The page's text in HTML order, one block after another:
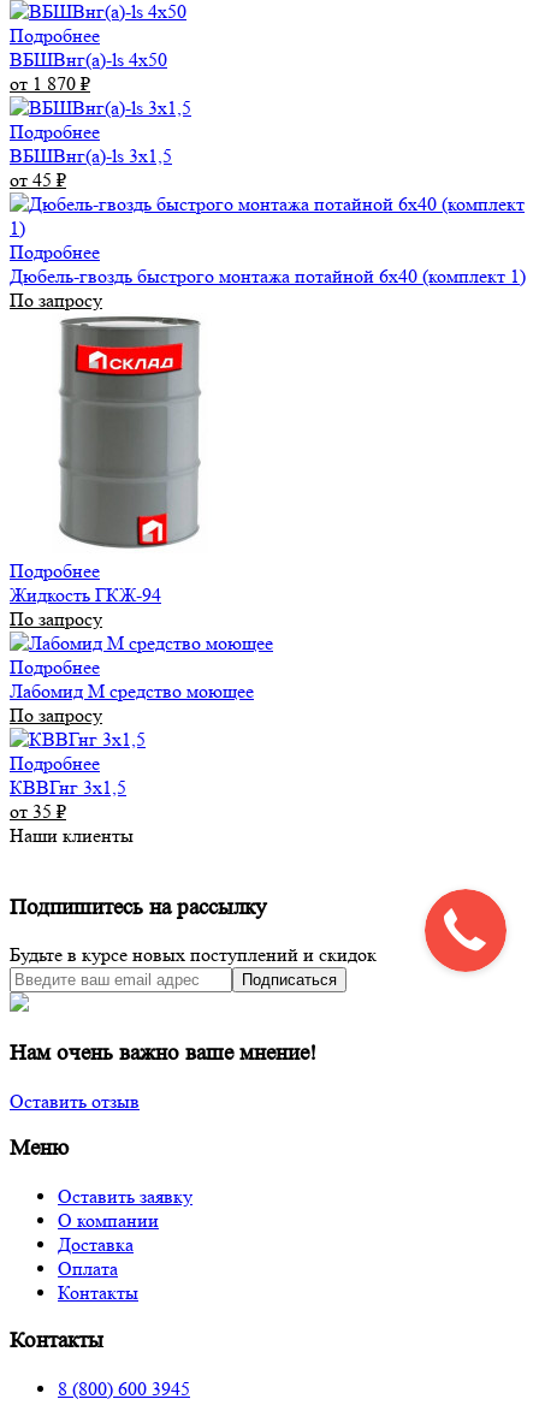
Подробнее
ВБШВнг(а)-ls 4x50
от 1 870 ₽
Подробнее
ВБШВнг(а)-ls 3х1,5
от 45 ₽
Подробнее
Дюбель-гвоздь быстрого монтажа потайной 6х40 (комплект 1)
По запросу
Подробнее
Жидкость ГКЖ-94
По запросу
Подробнее
Лабомид М средство моющее
По запросу
Подробнее
КВВГнг 3х1,5
от 35 ₽
Наши клиенты
Подпишитесь на рассылку
Будьте в курсе новых поступлений и скидок
Подписаться
Нам очень важно ваше мнение!
Оставить отзыв
Меню
Оставить заявку
О компании
Доставка
Оплата
Контакты
Контакты
8 (800) 600 3945